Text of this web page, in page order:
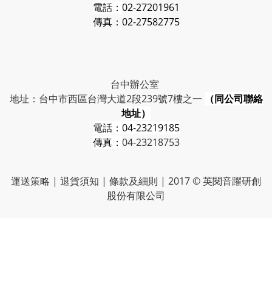
電話： 02-27201961
傳真：02-27582775
台中辦公室
地址：台中市西區台灣大道2段239號7樓之一
（同公司聯絡
地址）
電話： 04-23219185
傳真： 04-23218753
運送策略 | 退貨須知 | 條款及細則 | 2017 © 英閱音躍研創
股份有限公司